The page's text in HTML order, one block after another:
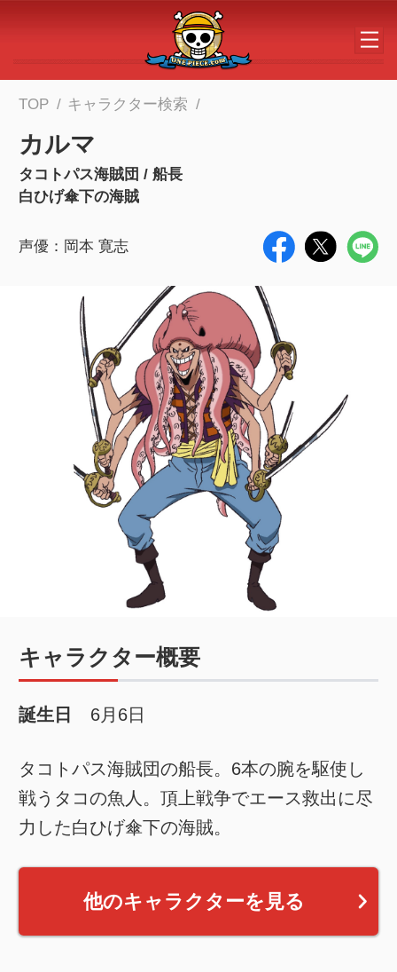
メインコンテンツへスキップする
TOP キャラクター検索
カルマ
タコトパス海賊団 / 船長
白ひげ傘下の海賊
声優：岡本 寛志
キャラクター概要
誕生日 6月6日
タコトパス海賊団の船長。6本の腕を駆使し
戦うタコの魚人。頂上戦争でエース救出に尽
力した白ひげ傘下の海賊。
他のキャラクターを見る